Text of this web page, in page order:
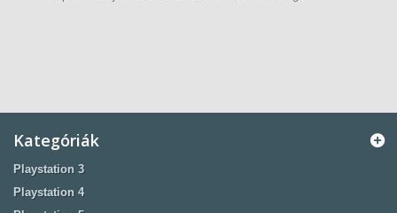
Kategóriák
Playstation 3
Playstation 4